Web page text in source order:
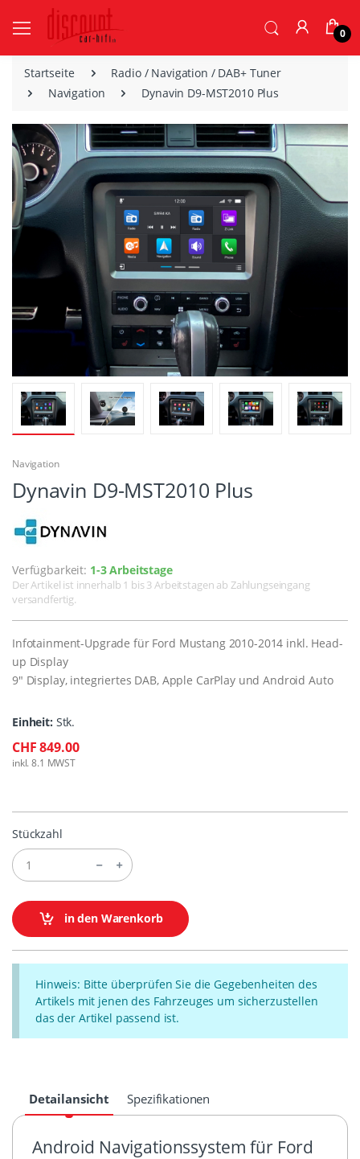
0
Startseite
Radio / Navigation / DAB+ Tuner
Navigation
Dynavin D9-MST2010 Plus
Navigation
Dynavin D9-MST2010 Plus
Verfügbarkeit: 1-3 Arbeitstage
Der Artikel ist innerhalb 1 bis 3 Arbeitstagen ab Zahlungseingang
versandfertig.
Infotainment-Upgrade für Ford Mustang 2010-2014 inkl. Head-
up Display
9" Display, integriertes DAB, Apple CarPlay und Android Auto
Einheit: Stk.
CHF 849.00
inkl. 8.1 MWST
Stückzahl
in den Warenkorb
Hinweis: Bitte überprüfen Sie die Gegebenheiten des
Artikels mit jenen des Fahrzeuges um sicherzustellen
das der Artikel passend ist.
Detailansicht Spezifikationen
Android Navigationssystem für Ford